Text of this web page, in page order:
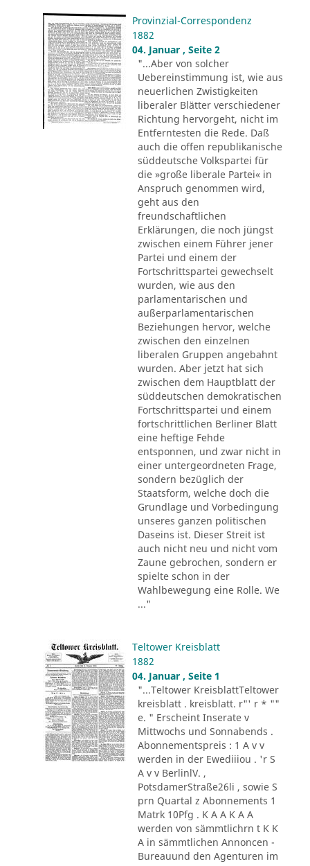
Provinzial-Correspondenz
1882
04. Januar , Seite 2
"...Aber von solcher
Uebereinstimmung ist, wie aus
neuerlichen Zwistigkeiten
liberaler Blätter verschiedener
Richtung hervorgeht, nicht im
Entferntesten die Rede. Daß
auch die offen republikanische
süddeutsche Volkspartei für
die »große liberale Partei« in
Anspruch genommen wird,
geht aus den
freundschaftlichen
Erklärungen, die noch jüngst
zwischen einem Führer jener
Partei und einem der
Fortschrittspartei gewechselt
wurden, wie aus den
parlamentarischen und
außerparlamentarischen
Beziehungen hervor, welche
zwischen den einzelnen
liberalen Gruppen angebahnt
wurden. Aber jetzt hat sich
zwischen dem Hauptblatt der
süddeutschen demokratischen
Fortschrittspartei und einem
fortschrittlichen Berliner Blatt
eine heftige Fehde
entsponnen, und zwar nicht in
einer untergeordneten Frage,
sondern bezüglich der
Staatsform, welche doch die
Grundlage und Vorbedingung
unseres ganzen politischen
Daseins ist. Dieser Streit ist
auch nicht neu und nicht vom
Zaune gebrochen, sondern er
spielte schon in der
Wahlbewegung eine Rolle. We
..."
Teltower Kreisblatt
1882
04. Januar , Seite 1
"...Teltower KreisblattTeltower
kreisblatt . kreisblatt. r"' r * ""
e. " Erscheint Inserate v
Mittwochs und Sonnabends .
Abonnementspreis : 1 A v v
werden in der Ewediiiou . 'r S
A v v BerlinlV. ,
PotsdamerStraße26li , sowie S
prn Quartal z Abonnements 1
Matrk 10Pfg . K A A K A A
werden von sämmtlichrn t K K
A in sämmtlichen Annoncen -
Bureauund den Agenturen im